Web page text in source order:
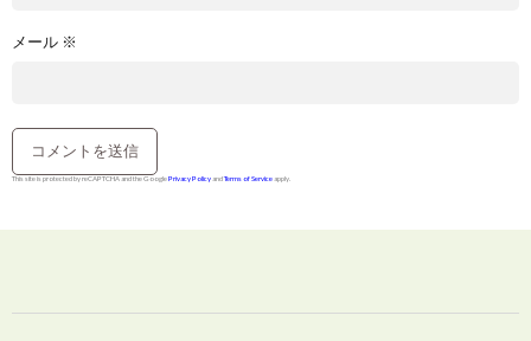
メール ※
This site is protected by reCAPTCHA and the GooglePrivacy Policy andTerms of Service apply.